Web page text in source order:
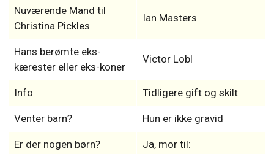
Nuværende Mand til
Christina Pickles
Ian Masters
Hans berømte eks-
kærester eller eks-koner
Victor Lobl
Info Tidligere gift og skilt
Venter barn? Hun er ikke gravid
Er der nogen børn? Ja, mor til: